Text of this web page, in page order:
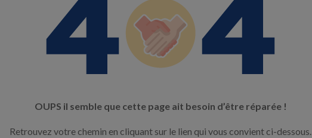
OUPS il semble que cette page ait besoin d’être réparée !
Retrouvez votre chemin en cliquant sur le lien qui vous convient ci-dessous.